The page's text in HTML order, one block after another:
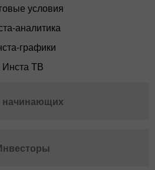
условия
аналитика
графики
Инста ТВ
начинающих